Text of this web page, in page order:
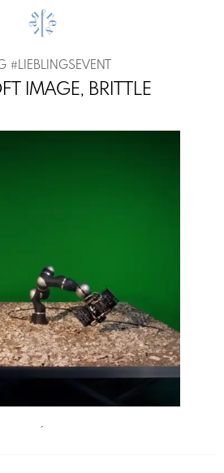
#LIEBLINGSEVENT
IMAGE, BRITTLE
´